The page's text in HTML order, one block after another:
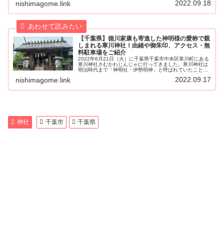
nishimagome.link 2022.09.18
【千葉県】徳川家康も寄進した神明様の愛称で親
しまれる寒川神社！由緒や御朱印、アクセス・無
料駐車場をご紹介
2022年6月21日（火）に千葉県千葉市中央区寒川町にある
寒川神社さむかわじんじゃに行ってきました。寒川神社は
明治時代まで「神明社・伊勢明神」と呼ばれていたことか
nishimagome.link 2022.09.17
神社 千葉市 千葉県